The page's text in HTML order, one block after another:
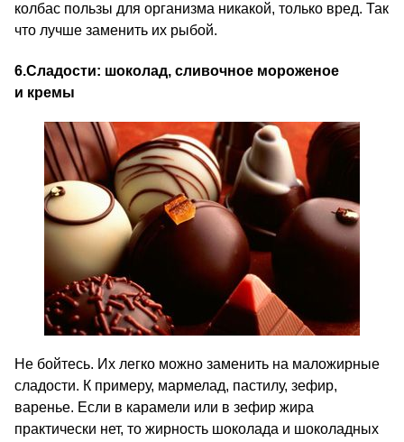
колбас пользы для организма никакой, только вред. Так
что лучше заменить их рыбой.
6.Сладости: шоколад, сливочное мороженое
и кремы
Не бойтесь. Их легко можно заменить на маложирные
сладости. К примеру, мармелад, пастилу, зефир,
варенье. Если в карамели или в зефир жира
практически нет, то жирность шоколада и шоколадных